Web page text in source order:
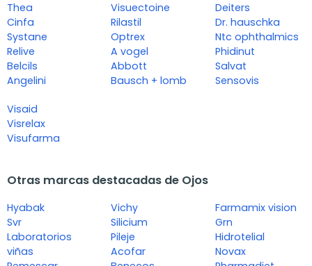
Thea
Cinfa
Systane
Relive
Belcils
Angelini
Visuectoine
Rilastil
Optrex
A vogel
Abbott
Bausch + lomb
Deiters
Dr. hauschka
Ntc ophthalmics
Phidinut
Salvat
Sensovis
Visaid
Visrelax
Visufarma
Otras marcas destacadas de Ojos
Hyabak
Svr
Laboratorios
viñas
Vichy
Silicium
Pileje
Acofar
Farmamix vision
Grn
Hidrotelial
Novax